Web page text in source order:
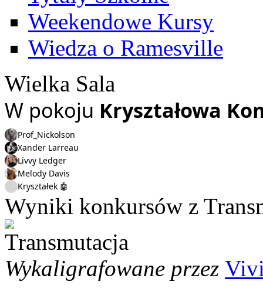
Weekendowe Kursy
Wiedza o Ramesville
Wielka Sala
W pokoju Kryształowa
Prof_Nickolson
Xander Larreau
Livvy Ledger
Melody Davis
Kryształek 🤖
Wyniki konkursów z
Wykaligrafowane przez